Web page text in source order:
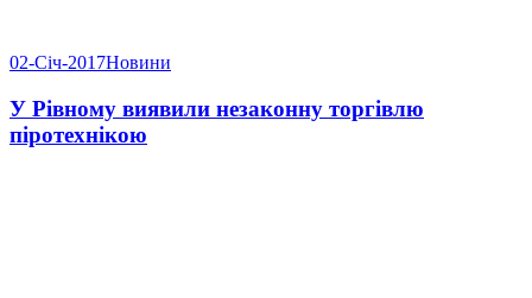
02-Січ-2017Новини
У Рівному виявили незаконну торгівлю
піротехнікою